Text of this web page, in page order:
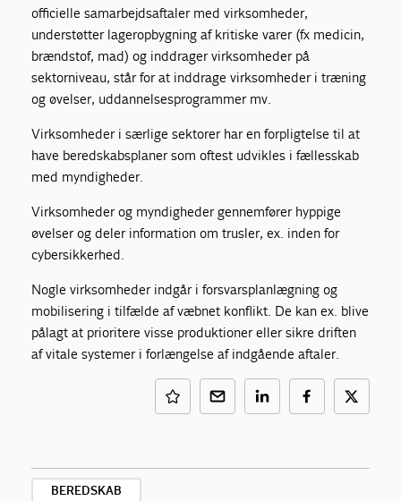
officielle samarbejdsaftaler med virksomheder,
understøtter lageropbygning af kritiske varer (fx medicin,
brændstof, mad) og inddrager virksomheder på
sektorniveau, står for at inddrage virksomheder i træning
og øvelser, uddannelsesprogrammer mv.
Virksomheder i særlige sektorer har en forpligtelse til at
have beredskabsplaner som oftest udvikles i fællesskab
med myndigheder.
Virksomheder og myndigheder gennemfører hyppige
øvelser og deler information om trusler, ex. inden for
cybersikkerhed.
Nogle virksomheder indgår i forsvarsplanlægning og
mobilisering i tilfælde af væbnet konflikt. De kan ex. blive
pålagt at prioritere visse produktioner eller sikre driften
af vitale systemer i forlængelse af indgående aftaler.
BEREDSKAB